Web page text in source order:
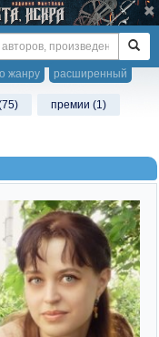
расширенный
жанру
премии (1)